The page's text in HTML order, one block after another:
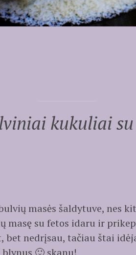
kukuliai
masės šaldytuve, nes
masę su fetos idaru ir
bet nedrįsau, tačiau štai
🙂 skanu!